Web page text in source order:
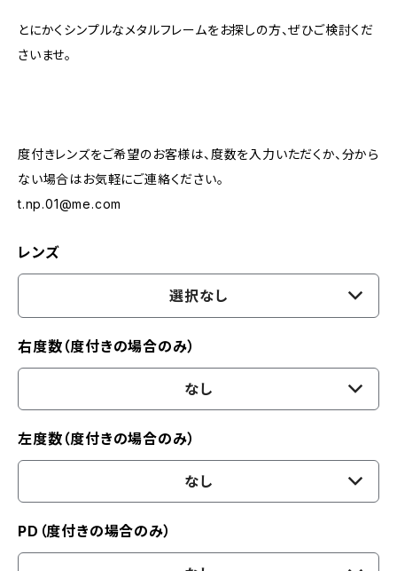
とにかくシンプルなメタルフレームをお探しの方、ぜひご検討くだ
さいませ。
度付きレンズをご希望のお客様は、度数を入力いただくか、分から
ない場合はお気軽にご連絡ください。
t.np.01@me.com
レンズ
選択なし
右度数（度付きの場合のみ）
なし
左度数（度付きの場合のみ）
なし
PD（度付きの場合のみ）